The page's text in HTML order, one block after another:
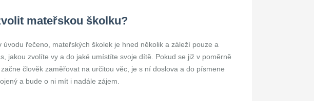
mateřskou školku?
úvodu řečeno, mateřských školek je hned několik a záleží pouze a
jakou zvolíte vy a do jaké umístíte svoje dítě. Pokud se již v poměrně
člověk zaměřovat na určitou věc, je s ní doslova a do písmene
a bude o ni mít i nadále zájem.